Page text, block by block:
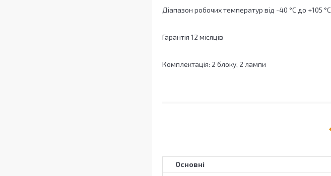
Діапазон робочих температур від -40 °С до +105 °С
Гарантія 12 місяців
Комплектація: 2 блоку, 2 лампи
Основні